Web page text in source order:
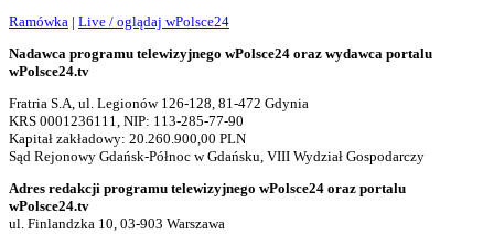
Ramówka | Live / oglądaj wPolsce24
Nadawca programu telewizyjnego wPolsce24 oraz wydawca portalu
wPolsce24.tv
Fratria S.A, ul. Legionów 126-128, 81-472 Gdynia
KRS 0001236111, NIP: 113-285-77-90
Kapitał zakładowy: 20.260.900,00 PLN
Sąd Rejonowy Gdańsk-Północ w Gdańsku, VIII Wydział Gospodarczy
Adres redakcji programu telewizyjnego wPolsce24 oraz portalu
wPolsce24.tv
ul. Finlandzka 10, 03-903 Warszawa